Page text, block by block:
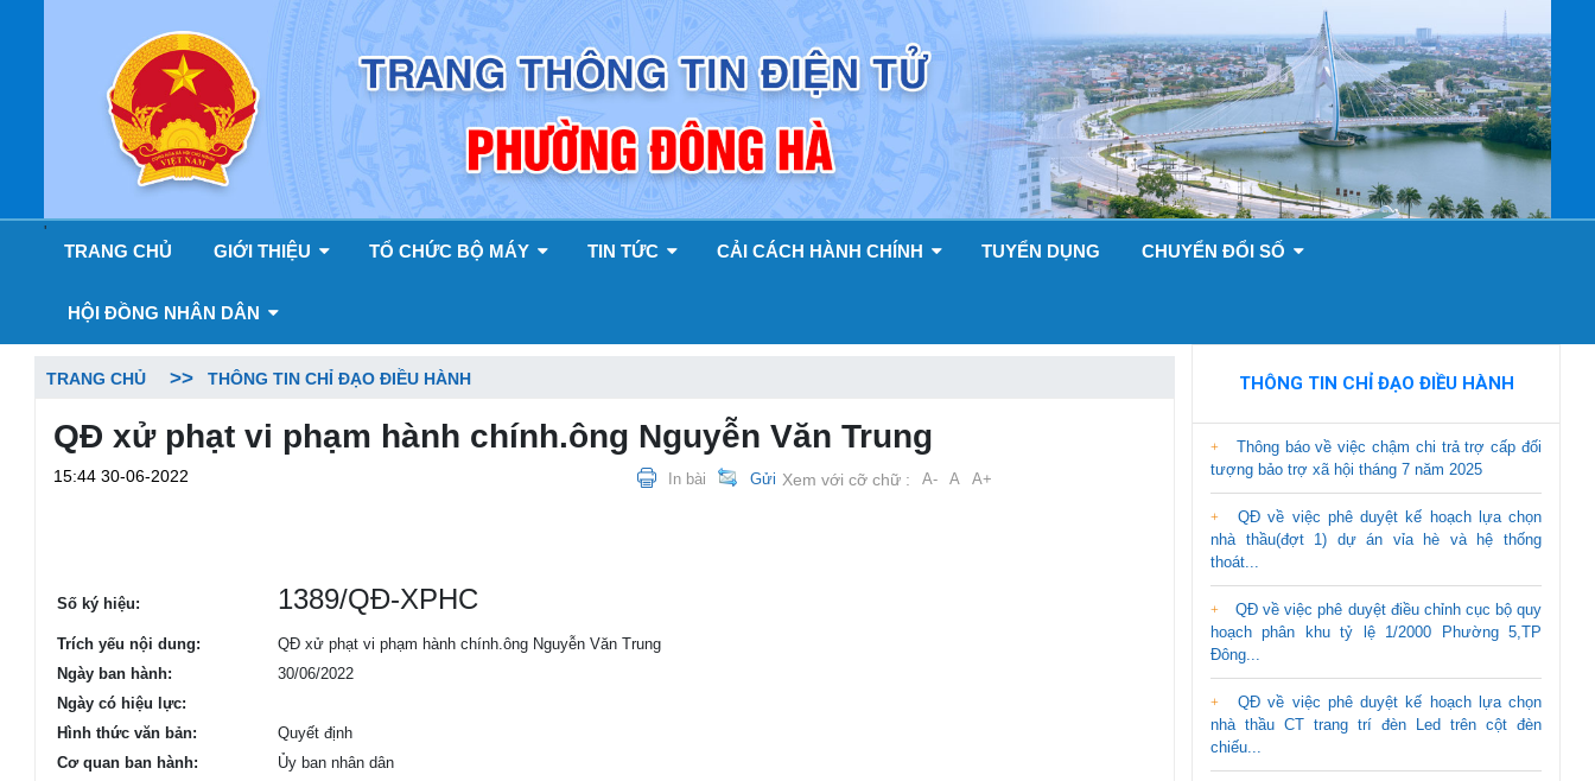
'
TRANG CHỦ GIỚI THIỆU TỔ CHỨC BỘ MÁY TIN TỨC CẢI CÁCH HÀNH CHÍNH TUYỂN DỤNG CHUYỂN ĐỔI SỐ
HỘI ĐỒNG NHÂN DÂN
TRANG CHỦ THÔNG TIN CHỈ ĐẠO ĐIỀU HÀNH
QĐ xử phạt vi phạm hành chính.ông Nguyễn Văn Trung
15:44 30-06-2022 In bài Gửi Xem với cỡ chữ : A- A A+
Số ký hiệu: 1389/QĐ-XPHC
Trích yếu nội dung:
QĐ xử phạt vi phạm hành chính.ông Nguyễn Văn Trung
Ngày ban hành:
30/06/2022
Ngày có hiệu lực:
Hình thức văn bản:
Quyết định
Cơ quan ban hành:
Ủy ban nhân dân
THÔNG TIN CHỈ ĐẠO ĐIỀU HÀNH
Thông báo về việc chậm chi trả trợ cấp đối
tượng bảo trợ xã hội tháng 7 năm 2025
QĐ về việc phê duyệt kế hoạch lựa chọn
nhà thầu(đợt 1) dự án vỉa hè và hệ thống
thoát...
QĐ về việc phê duyệt điều chỉnh cục bộ quy
hoạch phân khu tỷ lệ 1/2000 Phường 5,TP
Đông...
QĐ về việc phê duyệt kế hoạch lựa chọn
nhà thầu CT trang trí đèn Led trên cột đèn
chiếu...